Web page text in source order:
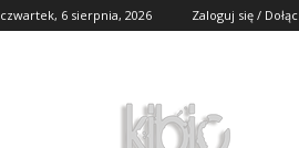
czwartek, 6 sierpnia, 2026 Zaloguj się /